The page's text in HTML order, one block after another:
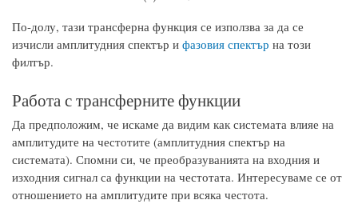
По-долу, тази трансферна функция се използва за да се
изчисли амплитудния спектър и фазовия спектър на този
филтър.
Работа с трансферните функции
Да предположим, че искаме да видим как системата влияе на
амплитудите на честотите (амплитудния спектър на
системата). Спомни си, че преобразуванията на входния и
изходния сигнал са функции на честотата. Интересуваме се от
отношението на амплитудите при всяка честота.